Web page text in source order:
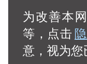
为改善本
等，点击
意，视为